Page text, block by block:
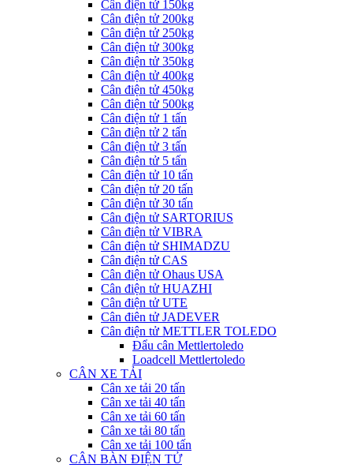
Cân điện tử 150kg
Cân điện tử 200kg
Cân điện tử 250kg
Cân điện tử 300kg
Cân điện tử 350kg
Cân điện tử 400kg
Cân điện tử 450kg
Cân điện tử 500kg
Cân điện tử 1 tấn
Cân điện tử 2 tấn
Cân điện tử 3 tấn
Cân điện tử 5 tấn
Cân điện tử 10 tấn
Cân điện tử 20 tấn
Cân điện tử 30 tấn
Cân điện tử SARTORIUS
Cân điện tử VIBRA
Cân điện tử SHIMADZU
Cân điện tử CAS
Cân điện tử Ohaus USA
Cân điện tử HUAZHI
Cân điện tử UTE
Cân điên tử JADEVER
Cân điện tử METTLER TOLEDO
Đẩu cân Mettlertoledo
Loadcell Mettlertoledo
CÂN XE TẢI
Cân xe tải 20 tấn
Cân xe tải 40 tấn
Cân xe tải 60 tấn
Cân xe tải 80 tấn
Cân xe tải 100 tấn
CÂN BÀN ĐIỆN TỬ